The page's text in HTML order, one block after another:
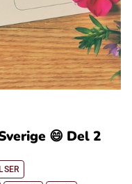
😄 Del 2